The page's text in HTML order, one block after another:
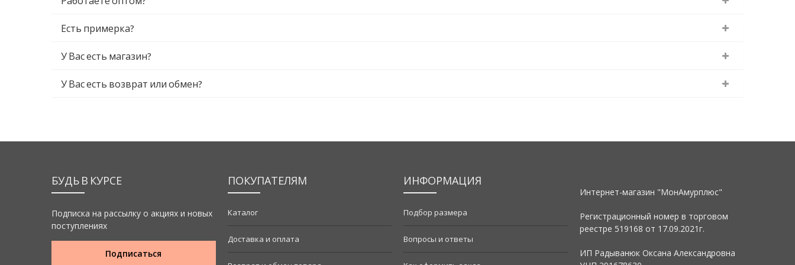
Есть примерка?
У Вас есть магазин?
У Вас есть возврат или обмен?
БУДЬ В КУРСЕ
Подписка на рассылку о акциях и новых
поступлениях
Подписаться
ПОКУПАТЕЛЯМ
Каталог
Доставка и оплата
ИНФОРМАЦИЯ
Подбор размера
Вопросы и ответы
Интернет-магазин "МонАмурплюс"
Регистрационный номер в торговом
реестре 519168 от 17.09.2021г.
ИП Радыванюк Оксана Александровна